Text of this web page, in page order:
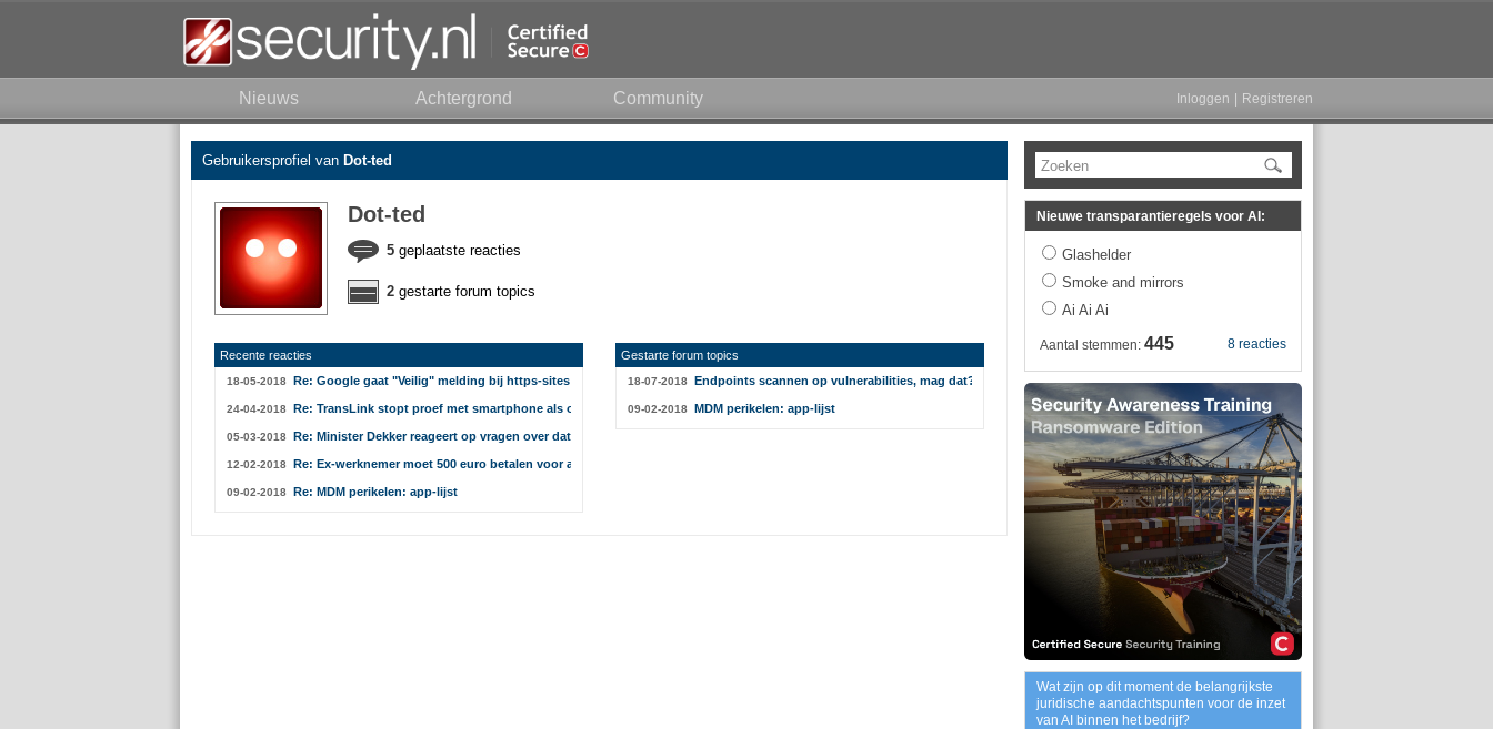
Nieuws Achtergrond Community Inloggen Registreren
Gebruikersprofiel van Dot-ted
Dot-ted
5 geplaatste reacties
2 gestarte forum topics
Recente reacties
18-05-2018 Re: Google gaat "Veilig" melding bij https-sites in Chrome verwijderen
24-04-2018 Re: TransLink stopt proef met smartphone als ov-chipkaart
05-03-2018 Re: Minister Dekker reageert op vragen over datalek bij Uber
12-02-2018 Re: Ex-werknemer moet 500 euro betalen voor achterhouden wachtwoord
09-02-2018 Re: MDM perikelen: app-lijst
Gestarte forum topics
18-07-2018 Endpoints scannen op vulnerabilities, mag dat?
09-02-2018 MDM perikelen: app-lijst
Zoeken
Nieuwe transparantieregels voor AI:
Glashelder
Smoke and mirrors
Ai Ai Ai
8 reacties
Aantal stemmen: 445
Wat zijn op dit moment de belangrijkste
juridische aandachtspunten voor de inzet
van AI binnen het bedrijf?